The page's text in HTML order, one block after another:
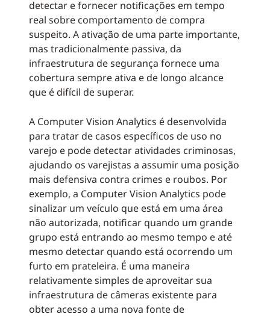
detectar e fornecer notificações em tempo
real sobre comportamento de compra
suspeito. A ativação de uma parte importante,
mas tradicionalmente passiva, da
infraestrutura de segurança fornece uma
cobertura sempre ativa e de longo alcance
que é difícil de superar.
A Computer Vision Analytics é desenvolvida
para tratar de casos específicos de uso no
varejo e pode detectar atividades criminosas,
ajudando os varejistas a assumir uma posição
mais defensiva contra crimes e roubos. Por
exemplo, a Computer Vision Analytics pode
sinalizar um veículo que está em uma área
não autorizada, notificar quando um grande
grupo está entrando ao mesmo tempo e até
mesmo detectar quando está ocorrendo um
furto em prateleira. É uma maneira
relativamente simples de aproveitar sua
infraestrutura de câmeras existente para
obter acesso a uma nova fonte de